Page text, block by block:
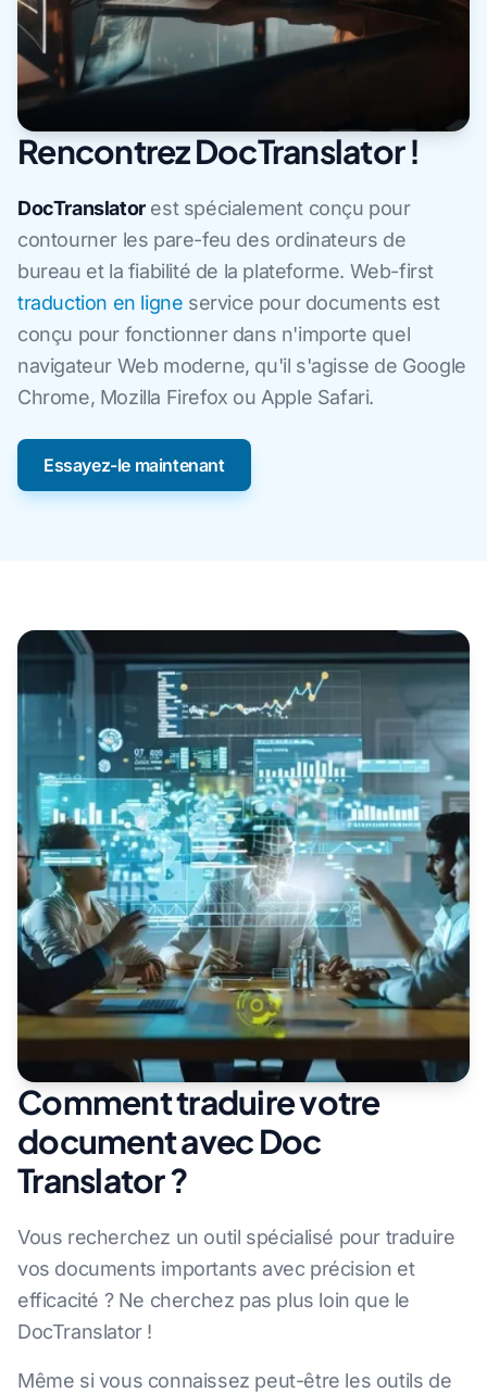
Rencontrez DocTranslator !
DocTranslatorest spécialement conçu pour
contourner les pare-feu des ordinateurs de
bureau et la fiabilité de la plateforme. Web-first
traduction en ligne service pour documents est
conçu pour fonctionner dans n'importe quel
navigateur Web moderne, qu'il s'agisse de Google
Chrome, Mozilla Firefox ou Apple Safari.
Essayez-le maintenant
Comment traduire votre
document avec Doc
Translator ?
Vous recherchez un outil spécialisé pour traduire
vos documents importants avec précision et
efficacité ? Ne cherchez pas plus loin que le
DocTranslator !
Même si vous connaissez peut-être les outils de